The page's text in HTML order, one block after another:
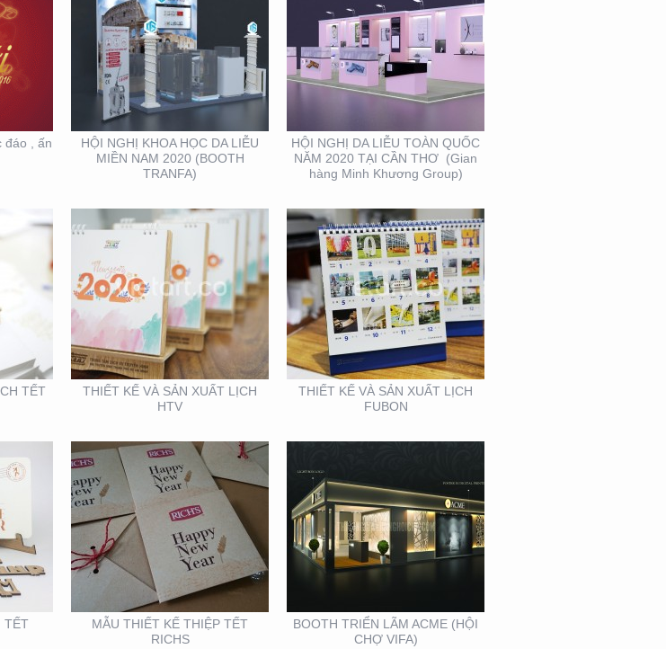
đáo , ấn
HỘI NGHỊ KHOA HỌC DA LIỄU
MIỀN NAM 2020 (BOOTH
TRANFA)
HỘI NGHỊ DA LIỄU TOÀN QUỐC
NĂM 2020 TẠI CẦN THƠ (Gian
hàng Minh Khương Group)
TẾT
THIẾT KẾ VÀ SẢN XUẤT
LỊCH HTV
THIẾT KẾ VÀ SẢN XUẤT LỊCH
HTV
THIẾT KẾ VÀ SẢN XUẤT
LỊCH FUBON
THIẾT KẾ VÀ SẢN XUẤT LỊCH
FUBON
TẾT
MẪU THIẾT KẾ THIỆP
TẾT RICHS
MẪU THIẾT KẾ THIỆP TẾT
RICHS
BOOTH TRIỂN LÃM
ACME (HỘI CHỢ VIFA)
BOOTH TRIỂN LÃM ACME (HỘI
CHỢ VIFA)
TƯ
BOOTH KIM NGƯU
(TARUJO) – TRIỂN
LÃMVIỆT BUILD 12-2019
BOOTH INNOMATZ –
TRIỂN LÃM VIỆT BUILD
12-2019